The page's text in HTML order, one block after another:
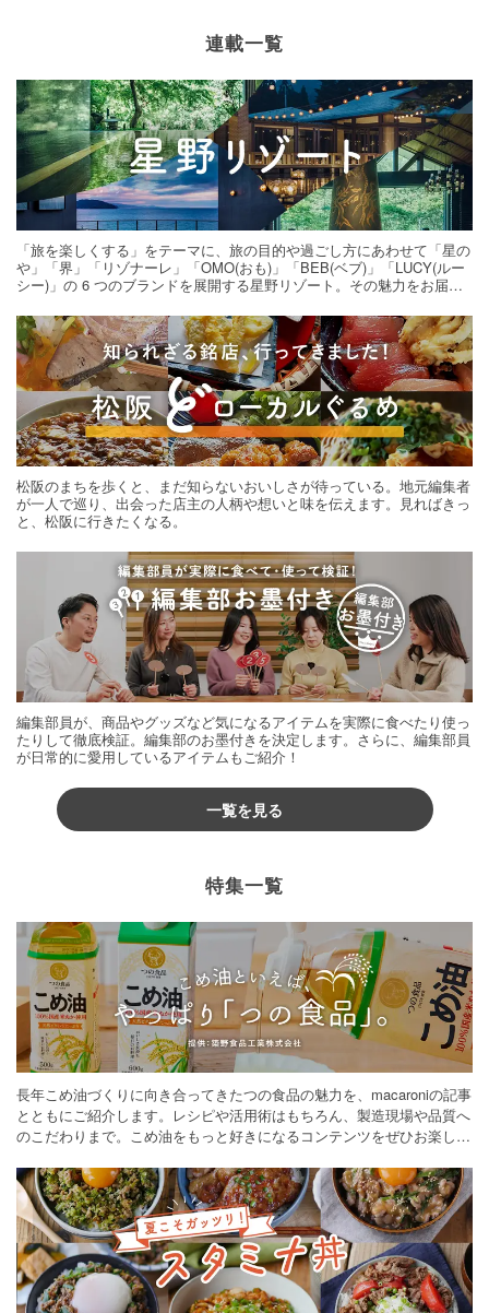
連載一覧
「旅を楽しくする」をテーマに、旅の目的や過ごし方にあわせて「星の
や」「界」「リゾナーレ」「OMO(おも)」「BEB(ベブ)」「LUCY(ルー
シー)」の 6 つのブランドを展開する星野リゾート。その魅力をお届け
松阪のまちを歩くと、まだ知らないおいしさが待っている。地元編集者
が一人で巡り、出会った店主の人柄や想いと味を伝えます。見ればきっ
と、松阪に行きたくなる。
編集部員が、商品やグッズなど気になるアイテムを実際に食べたり使っ
たりして徹底検証。編集部のお墨付きを決定します。さらに、編集部員
が日常的に愛用しているアイテムもご紹介！
一覧を見る
特集一覧
長年こめ油づくりに向き合ってきたつの食品の魅力を、macaroniの記事
とともにご紹介します。レシピや活用術はもちろん、製造現場や品質へ
のこだわりまで。こめ油をもっと好きになるコンテンツをぜひお楽しみ